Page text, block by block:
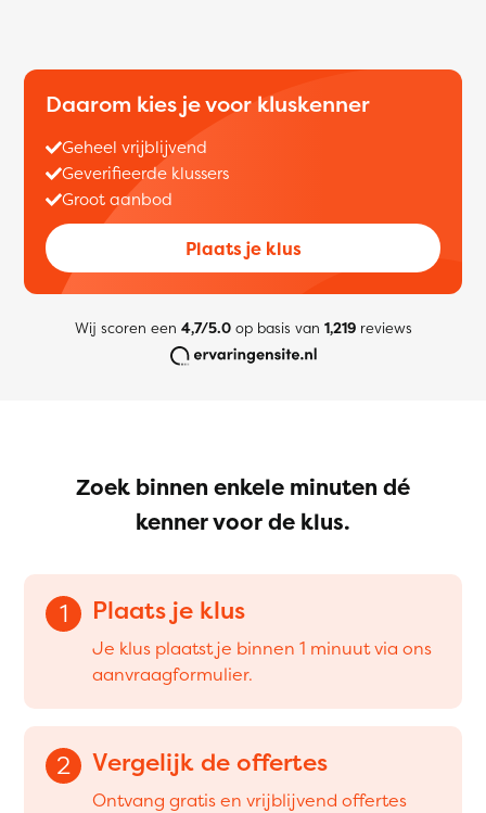
Daarom kies je voor kluskenner
Geheel vrijblijvend
Geverifieerde klussers
Groot aanbod
Plaats je klus
Wij scoren een 4,7/5.0op basis van 1,219reviews
Zoek binnen enkele minuten dé
kenner voor de klus.
1 Plaats je klus
Je klus plaatst je binnen 1 minuut via ons
aanvraagformulier.
2 Vergelijk de offertes
Ontvang gratis en vrijblijvend offertes